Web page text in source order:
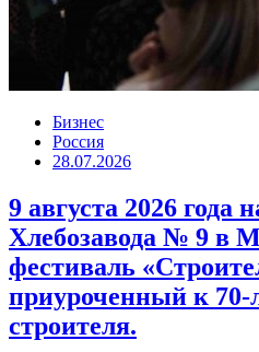
Бизнес
Россия
28.07.2026
9 августа 2026 года
Хлебозавода № 9 в
фестиваль
приуроченный к
строителя.